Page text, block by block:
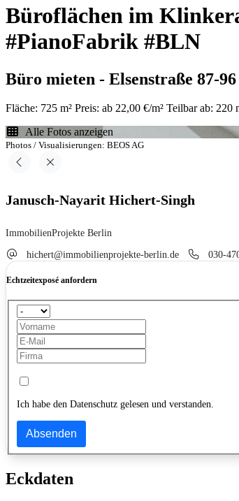
Büroflächen im
#PianoFabrik #BLN
Büro mieten - Elsenstraße 87-
Fläche: 725 m² Preis: ab 22,00 €/m² Teilbar ab: 220
Alle Fotos anzeigen
Photos / Visualisierungen: BEOS AG
Janusch-Nayarit Hichert-Singh
ImmobilienProjekte Berlin
hichert@immobilienprojekte-berlin.de
030-
Echtzeitexposé anfordern
Ich habe den Datenschutz gelesen und verstanden.
Absenden
Eckdaten